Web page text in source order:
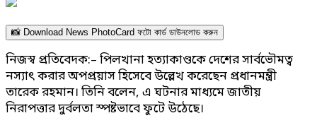
📸 Download News PhotoCard ফটো কার্ড ডাউনলোড করুন
নিজস্ব প্রতিবেদক:– পিলখানা হত্যাকাণ্ডকে দেশের সার্বভৌমত্ব
নস্যাৎ করার অপপ্রয়াস হিসেবে উল্লেখ করেছেন প্রধানমন্ত্রী
তারেক রহমান। তিনি বলেন, এ ঘটনার মাধ্যমে জাতীয়
নিরাপত্তার দুর্বলতা স্পষ্টভাবে ফুটে উঠেছে।